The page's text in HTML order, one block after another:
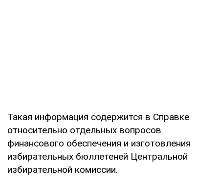
Такая информация содержится в Справке
относительно отдельных вопросов
финансового обеспечения и изготовления
избирательных бюллетеней Центральной
избирательной комиссии.